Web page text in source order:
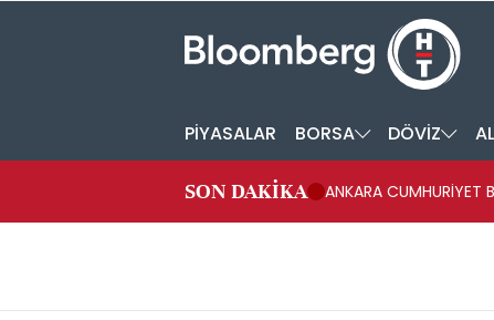
PİYASALAR BORSA DÖVİZ
SON DAKİKA
ANKARA CUMHURİYET